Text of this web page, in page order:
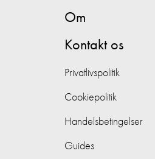
Om
Kontakt os
Privatlivspolitik
Cookiepolitik
Handelsbetingelser
Guides